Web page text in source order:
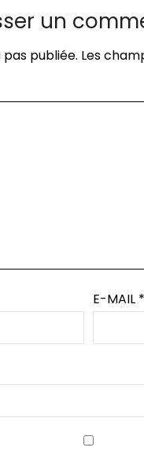
un
publiée. Les
E-MAIL *